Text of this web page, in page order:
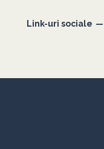
Link-uri sociale